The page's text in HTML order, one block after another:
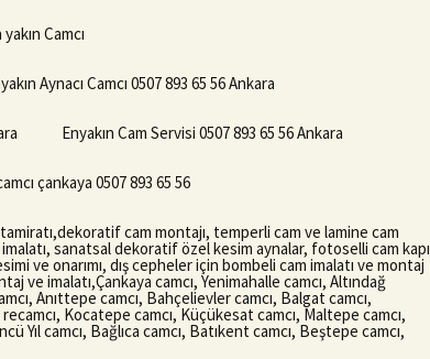
yakın Camcı
Aynacı Camcı 0507 893 65 56 Ankara
Enyakın Cam Servisi 0507 893 65 56 Ankara
çankaya 0507 893 65 56
cam montajı, temperli cam ve lamine cam
imalatı, sanatsal dekoratif özel kesim aynalar, fotoselli cam kapı
ve onarımı, dış cepheler için bombeli cam imalatı ve montaj
ve imalatı,Çankaya camcı, Yenimahalle camcı, Altındağ
Anıttepe camcı, Bahçelievler camcı, Balgat camcı,
Kocatepe camcı, Küçükesat camcı, Maltepe camcı,
Yıl camcı, Bağlıca camcı, Batıkent camcı, Beştepe camcı,